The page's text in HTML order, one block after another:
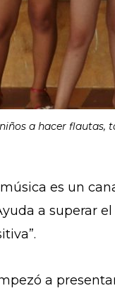
a hacer
es un
a superar
a